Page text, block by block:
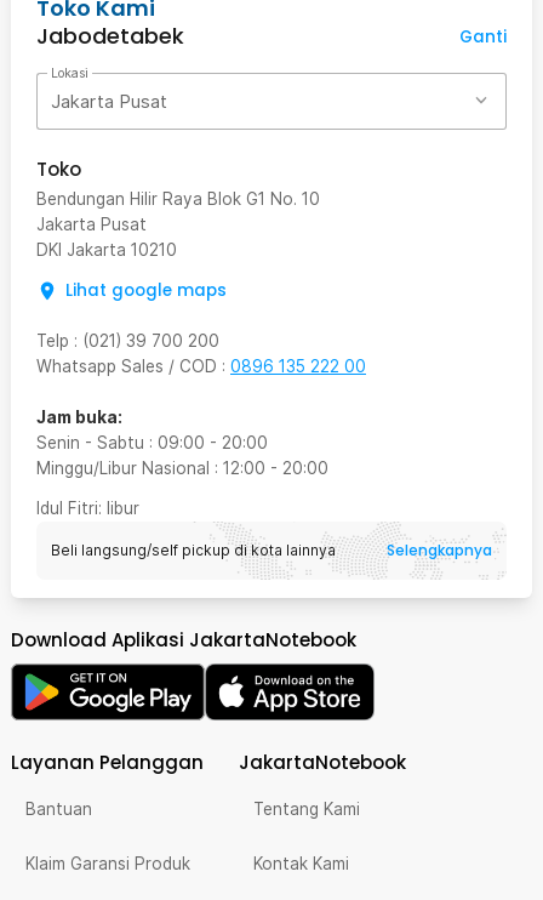
Toko Kami
Jabodetabek
Ganti
Lokasi
Jakarta Pusat
Toko
Bendungan Hilir Raya Blok G1 No. 10
Jakarta Pusat
DKI Jakarta 10210
Lihat google maps
Telp : (021) 39 700 200
Whatsapp Sales / COD : 0896 135 222 00
Jam buka:
Senin - Sabtu : 09:00 - 20:00
Minggu/Libur Nasional : 12:00 - 20:00
Idul Fitri: libur
Beli langsung/self pickup di kota lainnya Selengkapnya
Download Aplikasi JakartaNotebook
Layanan Pelanggan
Bantuan
Klaim Garansi Produk
JakartaNotebook
Tentang Kami
Kontak Kami